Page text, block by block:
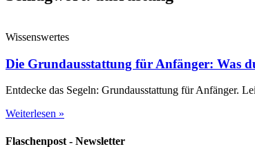
Wissenswertes
Die Grundausstattung für Anfänger: Was
Entdecke das Segeln: Grundausstattung für Anfänger.
Weiterlesen »
Flaschenpost - Newsletter